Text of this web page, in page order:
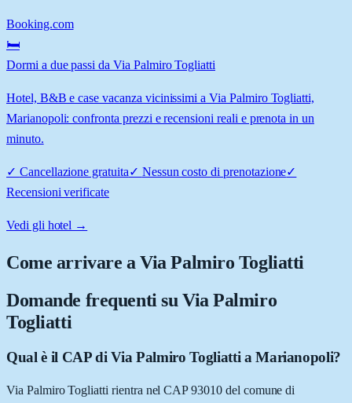
Booking.com
🛏️
Dormi a due passi da Via Palmiro Togliatti
Hotel, B&B e case vacanza vicinissimi a Via Palmiro Togliatti,
Marianopoli: confronta prezzi e recensioni reali e prenota in un
minuto.
✓ Cancellazione gratuita✓ Nessun costo di prenotazione✓
Recensioni verificate
Vedi gli hotel →
Come arrivare aVia Palmiro Togliatti
Domande frequenti su Via Palmiro
Togliatti
Qual è il CAP di Via Palmiro Togliatti a Marianopoli?
Via Palmiro Togliatti rientra nel CAP 93010 del comune di